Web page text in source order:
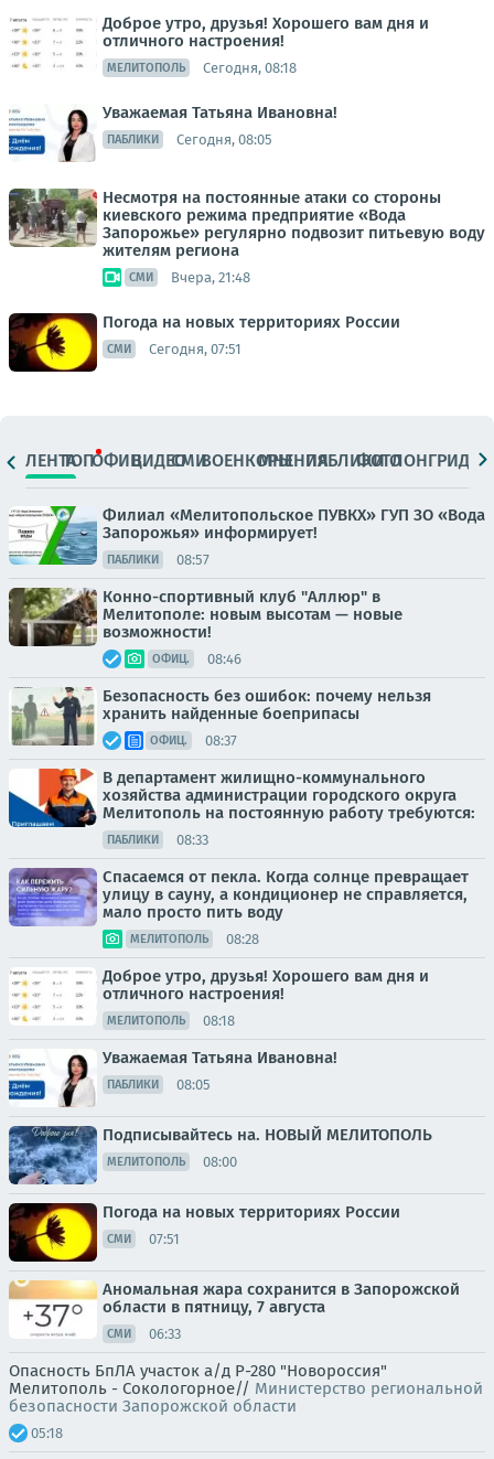
Доброе утро, друзья! Хорошего вам дня и
отличного настроения!
МЕЛИТОПОЛЬ Сегодня, 08:18
Уважаемая Татьяна Ивановна!
ПАБЛИКИ Сегодня, 08:05
Несмотря на постоянные атаки со стороны
киевского режима предприятие «Вода
Запорожье» регулярно подвозит питьевую воду
жителям региона
СМИ Вчера, 21:48
Погода на новых территориях России
СМИ Сегодня, 07:51
ЛЕНТАТОПОФИЦ.ВИДЕОСМИВОЕНКОРЫМНЕНИЯПАБЛИКИ
ФОТОЛОНГРИДЫ
Филиал «Мелитопольское ПУВКХ» ГУП ЗО «Вода
Запорожья» информирует!
ПАБЛИКИ 08:57
Конно-спортивный клуб "Аллюр" в
Мелитополе: новым высотам — новые
возможности!
ОФИЦ. 08:46
Безопасность без ошибок: почему нельзя
хранить найденные боеприпасы
ОФИЦ. 08:37
В департамент жилищно-коммунального
хозяйства администрации городского округа
Мелитополь на постоянную работу требуются:
ПАБЛИКИ 08:33
Спасаемся от пекла. Когда солнце превращает
улицу в сауну, а кондиционер не справляется,
мало просто пить воду
МЕЛИТОПОЛЬ 08:28
Доброе утро, друзья! Хорошего вам дня и
отличного настроения!
МЕЛИТОПОЛЬ 08:18
Уважаемая Татьяна Ивановна!
ПАБЛИКИ 08:05
Подписывайтесь на. НОВЫЙ МЕЛИТОПОЛЬ
МЕЛИТОПОЛЬ 08:00
Погода на новых территориях России
СМИ 07:51
Аномальная жара сохранится в Запорожской
области в пятницу, 7 августа
СМИ 06:33
Опасность БпЛА участок а/д Р-280 "Новороссия"
Мелитополь - Сокологорное// Министерство региональной
безопасности Запорожской области
05:18